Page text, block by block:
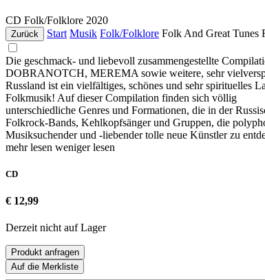
CD Folk/Folklore 2020
Zurück Start Musik Folk/Folklore Folk And Great Tunes
Die geschmack- und liebevoll zusammengestellte
DOBRANOTCH, MEREMA sowie weitere, sehr
Russland ist ein vielfältiges, schönes und sehr spirituelles
Folkmusik! Auf dieser Compilation finden sich völlig
unterschiedliche Genres und Formationen, die in der
Folkrock-Bands, Kehlkopfsänger und Gruppen, die
Musiksuchender und -liebender tolle neue Künstler zu
mehr lesen weniger lesen
CD
€ 12,99
Derzeit nicht auf Lager
Produkt anfragen
Auf die Merkliste